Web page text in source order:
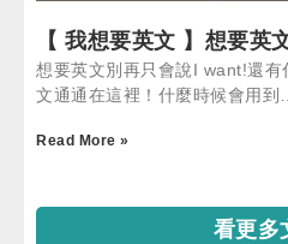
【 我想要英文 】想要英
想要英文別再只會說I want!還
文通通在這裡！什麼時候會用到…
Read More »
看更多